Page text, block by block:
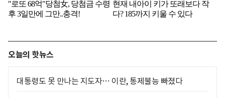
오늘의 핫뉴스
대통령도 못 만나는 지도자… 이란, 통제불능 빠졌다